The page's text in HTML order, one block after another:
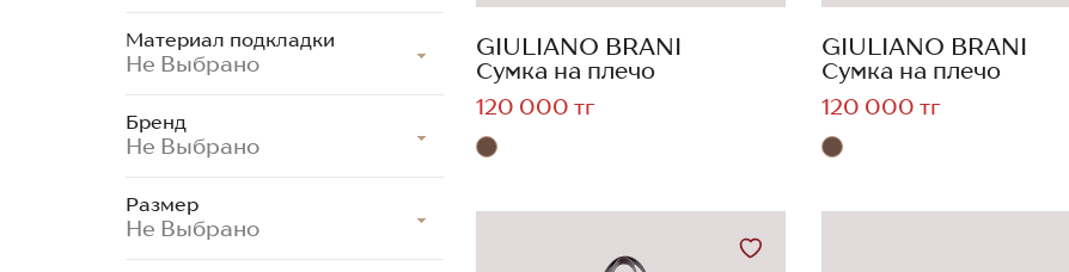
Материал подкладки
Не Выбрано
Бренд
Не Выбрано
Размер
Не Выбрано
GIULIANO BRANI
Сумка на плечо
120 000 тг
GIULIANO BRANI
Сумка на плечо
120 000 тг